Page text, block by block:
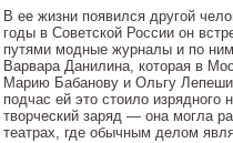
В ее жизни появился другой
годы в Советской России он
путями модные журналы и по
Варвара Данилина, которая в
Марию Бабанову и Ольгу
подчас ей это стоило
творческий заряд — она могла
театрах, где обычным делом